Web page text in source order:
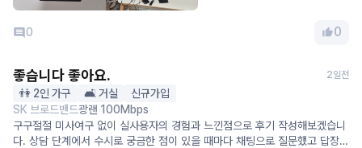
0 0
좋습니다 좋아요. 2일전
👫 2인 가구 🛋️ 거실
신규가입
SK 브로드밴드광랜 100Mbps
구구절절 미사여구 없이 실사용자의 경험과 느낀점으로 후기 작성해보겠습니
다. 상담 단계에서 수시로 궁금한 점이 있을 때마다 채팅으로 질문했고 답장이